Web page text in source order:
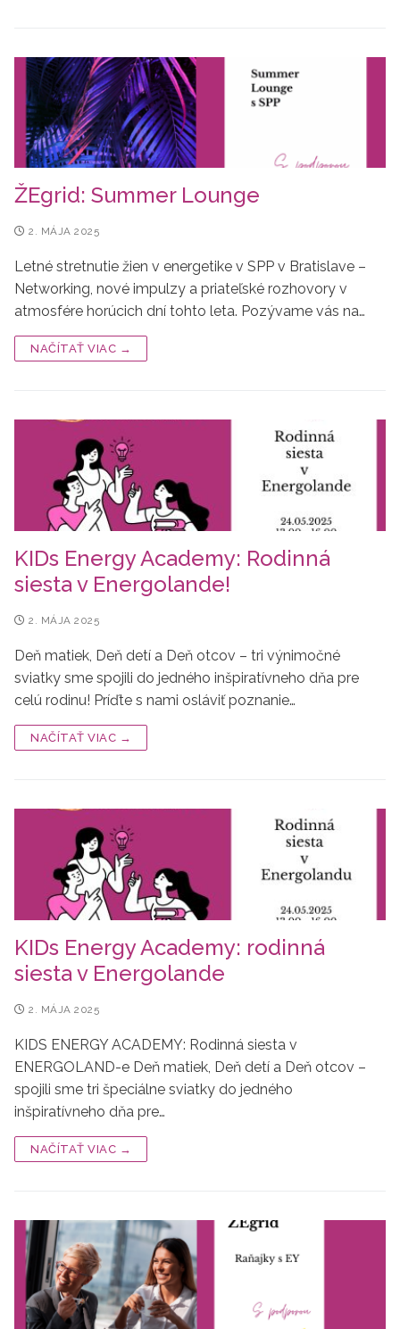
ŽEgrid: Summer Lounge
2. MÁJA 2025
Letné stretnutie žien v energetike v SPP v Bratislave –
Networking, nové impulzy a priateľské rozhovory v
atmosfére horúcich dní tohto leta. Pozývame vás na…
NAČÍTAŤ VIAC →
KIDs Energy Academy: Rodinná
siesta v Energolande!
2. MÁJA 2025
Deň matiek, Deň detí a Deň otcov – tri výnimočné
sviatky sme spojili do jedného inšpiratívneho dňa pre
celú rodinu! Príďte s nami osláviť poznanie…
NAČÍTAŤ VIAC →
KIDs Energy Academy: rodinná
siesta v Energolande
2. MÁJA 2025
KIDS ENERGY ACADEMY: Rodinná siesta v
ENERGOLAND-e Deň matiek, Deň detí a Deň otcov –
spojili sme tri špeciálne sviatky do jedného
inšpiratívneho dňa pre…
NAČÍTAŤ VIAC →